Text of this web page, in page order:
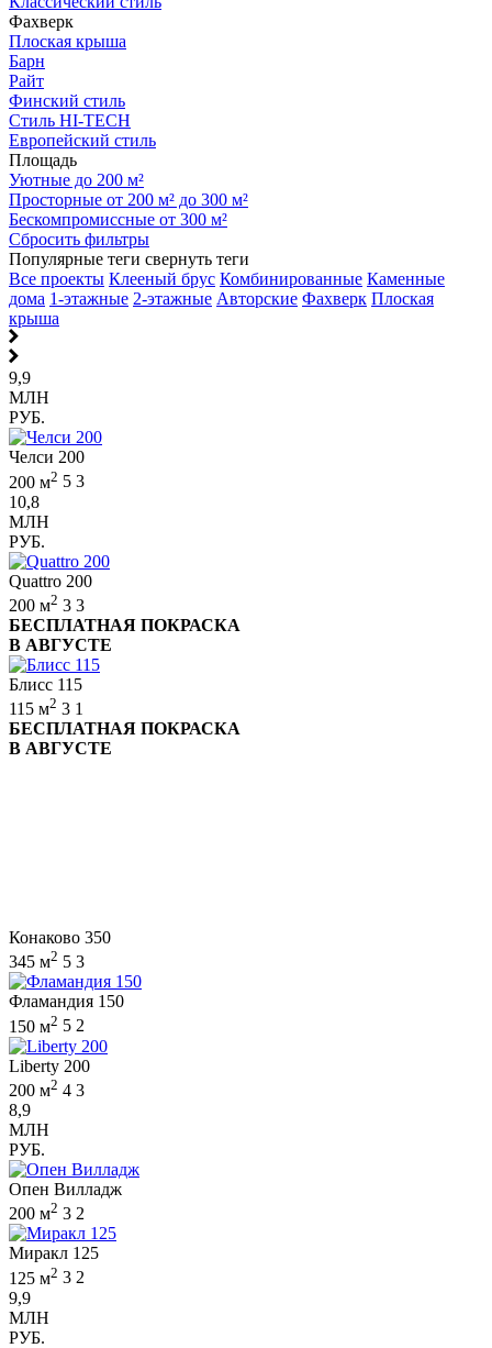
Фахверк
Плоская крыша
Барн
Райт
Финский стиль
Стиль HI-TECH
Европейский стиль
Площадь
Уютные до 200 м²
Просторные от 200 м² до 300 м²
Бескомпромиссные от 300 м²
Сбросить фильтры
Популярные теги свернуть теги
Все проекты Клееный брус Комбинированные Каменные
дома 1-этажные 2-этажные Авторские Фахверк Плоская
крыша
9,9
МЛН
РУБ.
Челси 200
200 м2 5 3
10,8
МЛН
РУБ.
Quattro 200
200 м2 3 3
БЕСПЛАТНАЯ ПОКРАСКА
В АВГУСТЕ
Блисс 115
115 м2 3 1
БЕСПЛАТНАЯ ПОКРАСКА
В АВГУСТЕ
Конаково 350
345 м2 5 3
Фламандия 150
150 м2 5 2
Liberty 200
200 м2 4 3
8,9
МЛН
РУБ.
Опен Вилладж
200 м2 3 2
Миракл 125
125 м2 3 2
9,9
МЛН
РУБ.